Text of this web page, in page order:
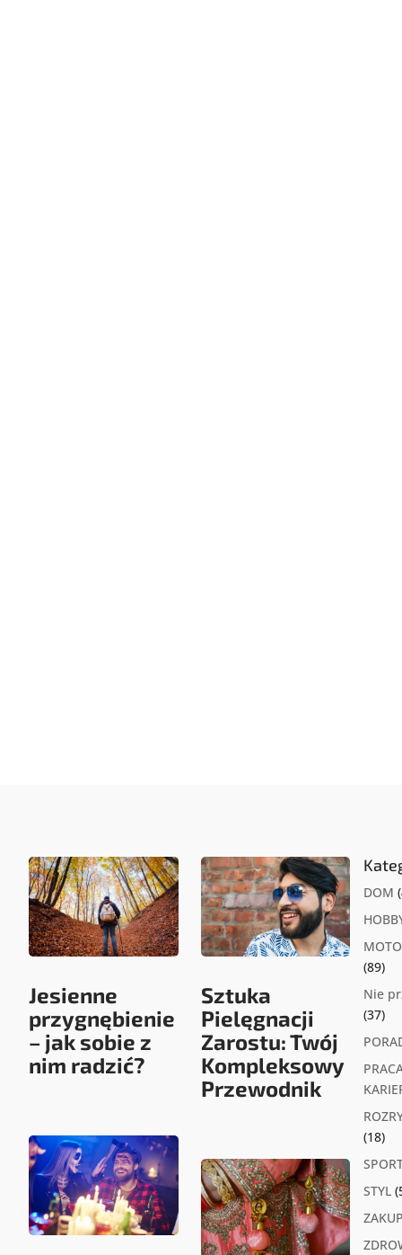
Jesienne
przygnębienie
– jak sobie z
nim radzić?
Sztuka
Pielęgnacji
Zarostu: Twój
Kompleksowy
Przewodnik
DOM
(89)
Nie
(37)
(18)
STYL